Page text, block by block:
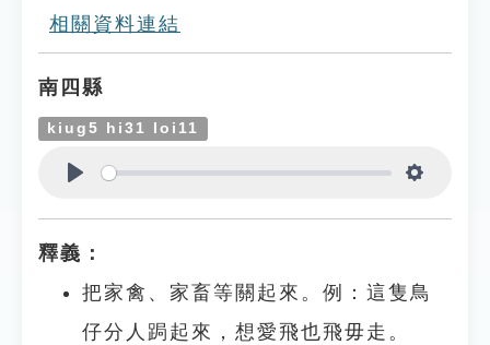
相關資料連結
南四縣
kiug5 hi31 loi11
釋義：
把家禽、家畜等關起來。例：這隻鳥
仔分人跼起來，想愛飛也飛毋走。